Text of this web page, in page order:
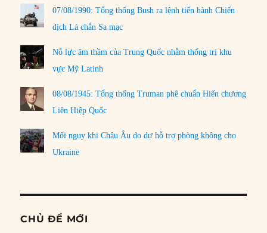
07/08/1990: Tổng thống Bush ra lệnh tiến hành Chiến
dịch Lá chắn Sa mạc
Nỗ lực âm thầm của Trung Quốc nhằm thống trị khu
vực Mỹ Latinh
08/08/1945: Tổng thống Truman phê chuẩn Hiến chương
Liên Hiệp Quốc
Mối nguy khi Châu Âu do dự hỗ trợ phòng không cho
Ukraine
CHỦ ĐỀ MỚI